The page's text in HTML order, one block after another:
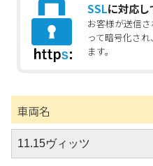
SSLに対応し
お客様が送信
って暗号化さ
ます。
車両名